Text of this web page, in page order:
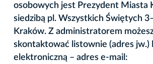
osobowych jest Prezydent Miasta
siedzibą pl. Wszystkich Świętych
Kraków. Z administratorem
skontaktować listownie (adres jw.)
elektroniczną – adres e-mail: